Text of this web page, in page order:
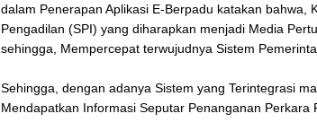
dalam Penerapan Aplikasi E-Berpadu katakan
Pengadilan (SPI) yang diharapkan menjadi Media
sehingga, Mempercepat terwujudnya Sistem
Sehingga, dengan adanya Sistem yang Terintegrasi
Mendapatkan Informasi Seputar Penanganan Perkara